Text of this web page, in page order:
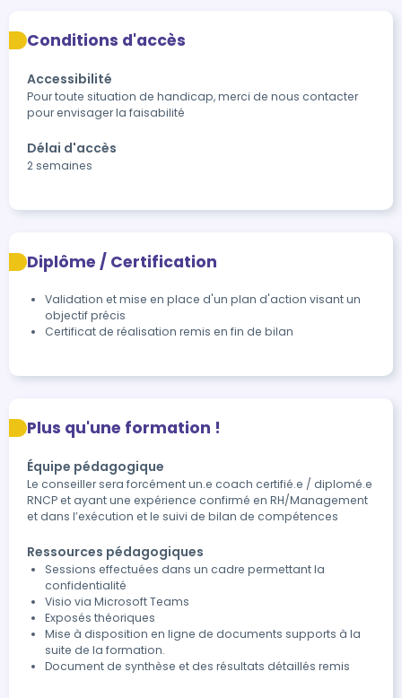
Conditions d'accès
Accessibilité
Pour toute situation de handicap, merci de nous contacter
pour envisager la faisabilité
Délai d'accès
2 semaines
Diplôme / Certification
Validation et mise en place d'un plan d'action visant un
objectif précis
Certificat de réalisation remis en fin de bilan
Plus qu'une formation !
Équipe pédagogique
Le conseiller sera forcément un.e coach certifié.e / diplomé.e
RNCP et ayant une expérience confirmé en RH/Management
et dans l’exécution et le suivi de bilan de compétences
Ressources pédagogiques
Sessions effectuées dans un cadre permettant la
confidentialité
Visio via Microsoft Teams
Exposés théoriques
Mise à disposition en ligne de documents supports à la
suite de la formation.
Document de synthèse et des résultats détaillés remis